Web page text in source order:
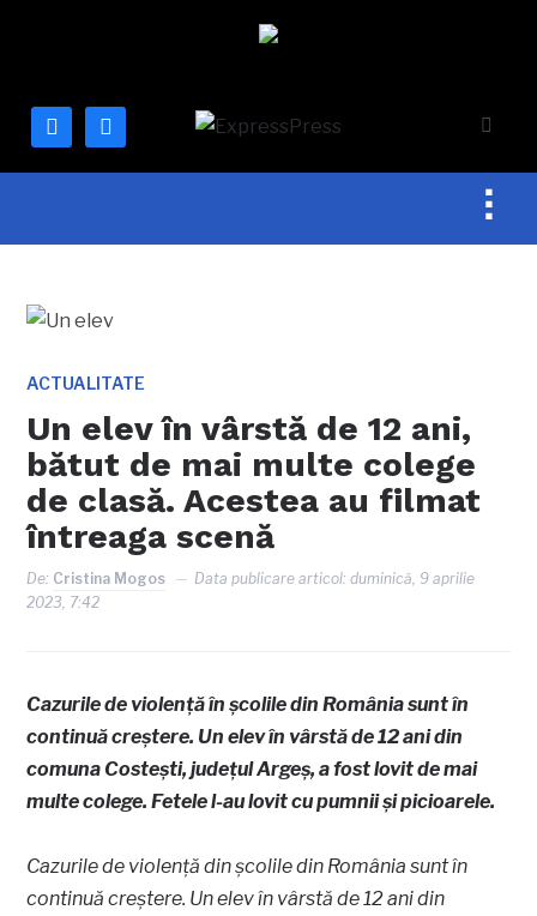
facebook
mail
ACTUALITATE
Un elev în vârstă de 12 ani,
bătut de mai multe colege
de clasă. Acestea au filmat
întreaga scenă
De: Cristina Mogos Data publicare articol:duminică, 9 aprilie
2023, 7:42
Cazurile de violență în școlile din România sunt în
continuă creștere. Un elev în vârstă de 12 ani din
comuna Costești, județul Argeș, a fost lovit de mai
multe colege. Fetele l-au lovit cu pumnii și picioarele.
Cazurile de violență din școlile din România sunt în
continuă creștere. Un elev în vârstă de 12 ani din